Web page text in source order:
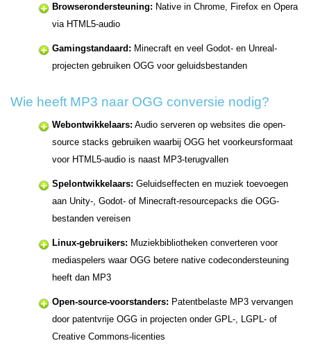
Browserondersteuning: Native in Chrome, Firefox en Opera
via HTML5-audio
Gamingstandaard: Minecraft en veel Godot- en Unreal-
projecten gebruiken OGG voor geluidsbestanden
Wie heeft MP3 naar OGG conversie nodig?
Webontwikkelaars: Audio serveren op websites die open-
source stacks gebruiken waarbij OGG het voorkeursformaat
voor HTML5-audio is naast MP3-terugvallen
Spelontwikkelaars: Geluidseffecten en muziek toevoegen
aan Unity-, Godot- of Minecraft-resourcepacks die OGG-
bestanden vereisen
Linux-gebruikers: Muziekbibliotheken converteren voor
mediaspelers waar OGG betere native codecondersteuning
heeft dan MP3
Open-source-voorstanders: Patentbelaste MP3 vervangen
door patentvrije OGG in projecten onder GPL-, LGPL- of
Creative Commons-licenties